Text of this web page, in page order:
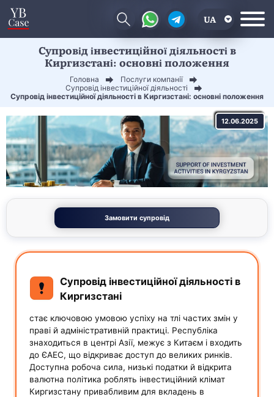
UA
Супровід інвестиційної діяльності в
Киргизстані: основні положення
Головна
Послуги компанії
Супровід інвестиційної діяльності
Супровід інвестиційної діяльності в Киргизстані: основні положення
12.06.2025
Замовити супровід
Супровід інвестиційної діяльності в
Киргизстані
стає ключовою умовою успіху на тлі частих змін у
праві й адміністративній практиці. Республіка
знаходиться в центрі Азії, межує з Китаєм і входить
до ЄАЕС, що відкриває доступ до великих ринків.
Доступна робоча сила, низькі податки й відкрита
валютна політика роблять інвестиційний клімат
Киргизстану привабливим для вкладень в